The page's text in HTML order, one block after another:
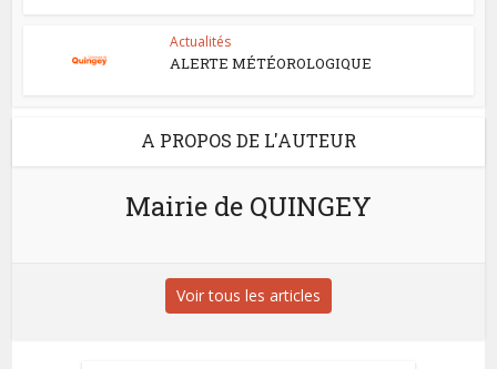
Actualités
ALERTE MÉTÉOROLOGIQUE
A PROPOS DE L'AUTEUR
Mairie de QUINGEY
Voir tous les articles